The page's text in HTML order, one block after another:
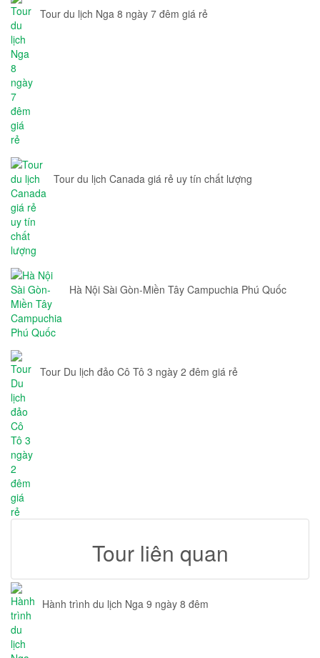
Tour du lịch Nga 8 ngày 7 đêm giá rẻ
Tour du lịch Canada giá rẻ uy tín chất lượng
Hà Nội Sài Gòn-Miền Tây Campuchia Phú Quốc
Tour Du lịch đảo Cô Tô 3 ngày 2 đêm giá rẻ
Tour liên quan
Hành trình du lịch Nga 9 ngày 8 đêm